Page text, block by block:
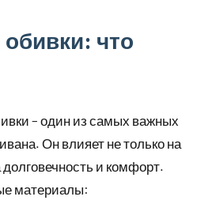
что
– один из самых важных
Он влияет не только на
и комфорт.
материалы: